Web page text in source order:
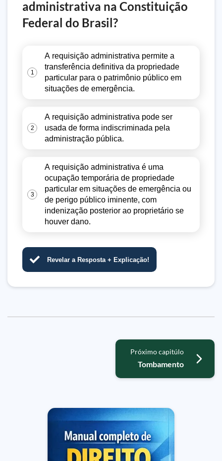
administrativa na Constituição
Federal do Brasil?
1
A requisição administrativa permite a
transferência definitiva da propriedade
particular para o patrimônio público em
situações de emergência.
2
A requisição administrativa pode ser
usada de forma indiscriminada pela
administração pública.
3
A requisição administrativa é uma
ocupação temporária de propriedade
particular em situações de emergência ou
de perigo público iminente, com
indenização posterior ao proprietário se
houver dano.
Revelar a Resposta + Explicação!
Próximo capitúlo
Tombamento